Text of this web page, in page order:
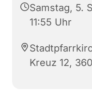
Samstag, 5.
11:55 Uhr
Kreuz 12,